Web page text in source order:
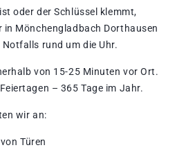
oder der Schlüssel klemmt,
in Mönchengladbach Dorthausen
rund um die Uhr.
von 15-25 Minuten vor Ort.
– 365 Tage im Jahr.
wir an:
Türen